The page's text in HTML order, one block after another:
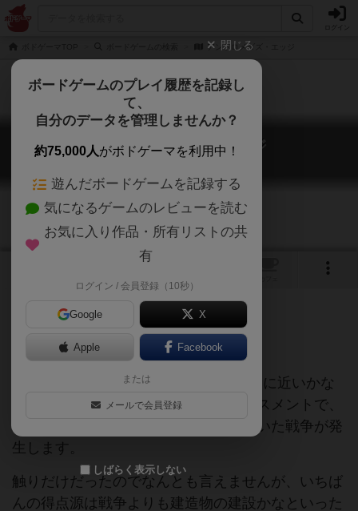
アンドロメダズ・エッジ
アンドロメダズ・エッジ
Andromeda's Edge
新作体験会で触りだけプレイ。
サイズやVoidfallといった4X系のゲームに近いかな
と感じました。基本はワーカープレイスメントで、
ワーカー同士が接触するとダイスを用いた戦争が発
生します。
触りだけだったのでなんとも言えませんが、いちば
んの得点源は戦争よりも建造物の建設かなといった
閉じる
ボードゲームのプレイ履歴を記録し
て、
自分のデータを管理しませんか？
約75,000人がボドゲーマを利用中！
遊んだボードゲームを記録する
気になるゲームのレビューを読む
お気に入り作品・所有リストの共
有
ログイン / 会員登録（10秒）
Google X
Apple Facebook
または
メールで会員登録
しばらく表示しない